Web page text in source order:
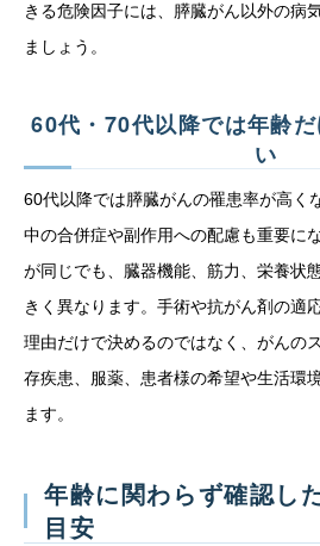
きる危険因子には、膵臓がん以外の病
ましょう。
60代・70代以降では年齢
い
60代以降では膵臓がんの罹患率が高く
中の合併症や副作用への配慮も重要に
が同じでも、臓器機能、筋力、栄養状
きく異なります。手術や抗がん剤の適
理由だけで決めるのではなく、がんの
存疾患、服薬、患者様の希望や生活環
ます。
年齢に関わらず確認し
目安